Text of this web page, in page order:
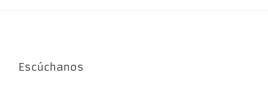
Escúchanos